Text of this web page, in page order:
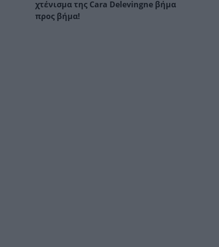
χτένισμα της Cara Delevingne βήμα
προς βήμα!